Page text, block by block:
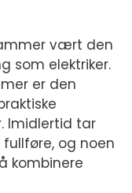
vært den
som elektriker.
er den
Imidlertid tar
og noen
kombinere